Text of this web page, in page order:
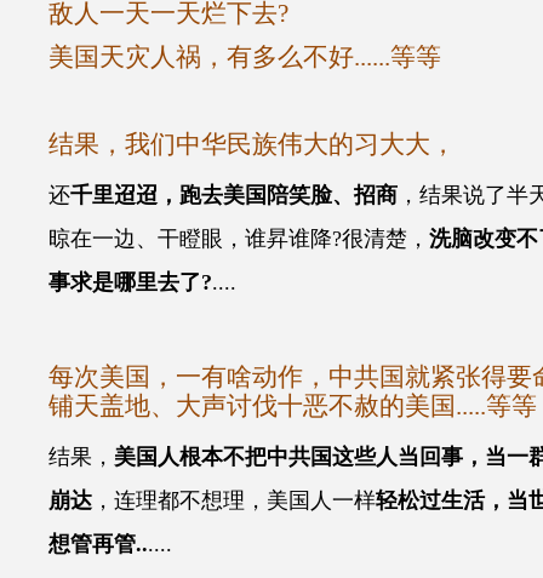
敌人一天一天烂下去?
美国天灾人祸，有多么不好......等等
结果，我们中华民族伟大的习大大，
还千里迢迢，跑去美国陪笑脸、招商 ，结果说了半
晾在一边、干瞪眼 ，谁昇谁降?很清楚， 洗脑改变
事求是哪里去了?....
每次美国，一有啥动作，中共国就紧张得要
铺天盖地、大声讨伐十恶不赦的美国.....等等
结果， 美国人根本不把中共国这些人当回事，当一
崩达 ，连理都不想理 ，美国人一样轻松过生活，当
想管再管......